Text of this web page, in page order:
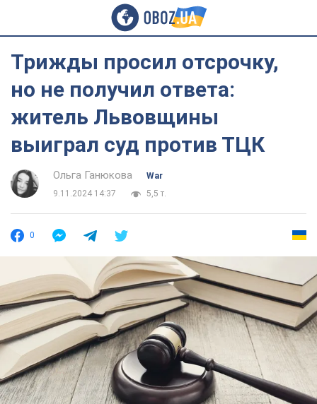
Трижды просил отсрочку,
но не получил ответа:
житель Львовщины
выиграл суд против ТЦК
Ольга Ганюкова
War
9.11.2024 14:37
5,5 т.
0